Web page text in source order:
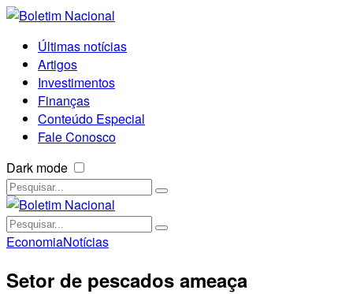
Últimas notícias
Artigos
Investimentos
Finanças
Conteúdo Especial
Fale Conosco
Dark mode
EconomiaNotícias
Setor de pescados ameaça